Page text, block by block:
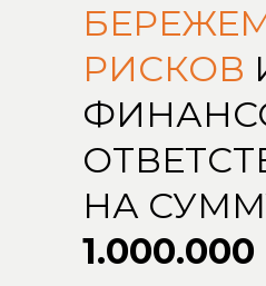
РИСКОВ
НА